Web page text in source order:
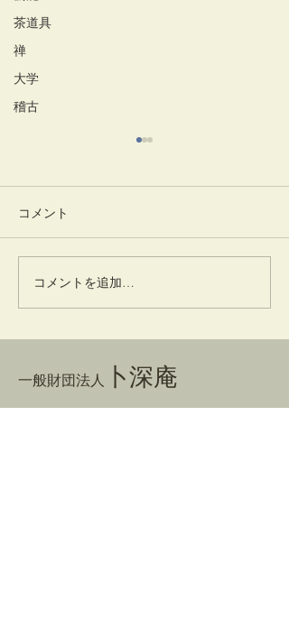
茶道具
禅
大学
稽古
6月9日稽古場の床
コメント
コメントを追加…
一般財団法人 卜深庵